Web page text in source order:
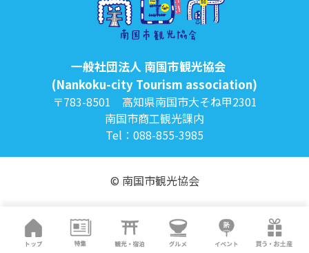
一般社団法人 南国市観光協会
(Nankoku-city Tourism association)
〒783-8501 高知県南国市大そね甲2301
南国市商工観光課内
Tel：088-855-3985
© 南国市観光協会